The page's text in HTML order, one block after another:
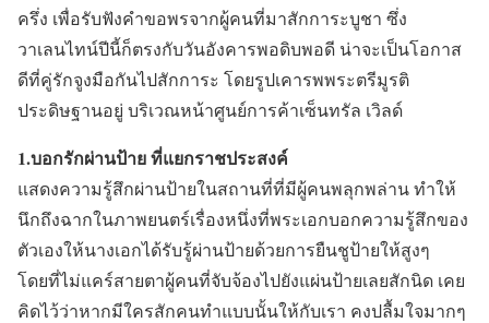
ครึ่ง เพื่อรับฟังคำขอพรจากผู้คนที่มาสักการะบูชา ซึ่ง
วาเลนไทน์ปีนี้ก็ตรงกับวันอังคารพอดิบพอดี น่าจะเป็นโอกาส
ดีที่คู่รักจูงมือกันไปสักการะ โดยรูปเคารพพระตรีมูรติ
ประดิษฐานอยู่ บริเวณหน้าศูนย์การค้าเซ็นทรัล เวิลด์
1.บอกรักผ่านป้าย ที่แยกราชประสงค์
แสดงความรู้สึกผ่านป้ายในสถานที่ที่มีผู้คนพลุกพล่าน ทำให้
นึกถึงฉากในภาพยนตร์เรื่องหนึ่งที่พระเอกบอกความรู้สึกของ
ตัวเองให้นางเอกได้รับรู้ผ่านป้ายด้วยการยืนชูป้ายให้สูงๆ
โดยที่ไม่แคร์สายตาผู้คนที่จับจ้องไปยังแผ่นป้ายเลยสักนิด เคย
คิดไว้ว่าหากมีใครสักคนทำแบบนั้นให้กับเรา คงปลื้มใจมากๆ